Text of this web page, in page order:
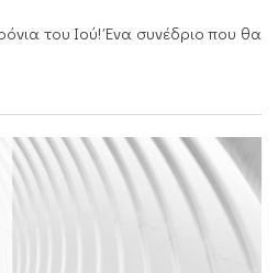
του Ιού! Ένα συνέδριο που θα